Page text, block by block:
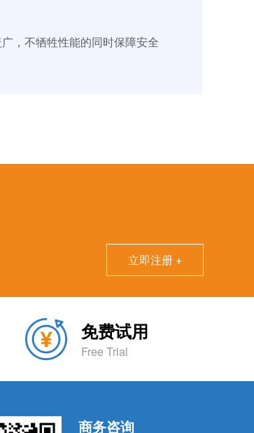
，不牺牲性能的同时保障安全
立即注册 +
免费试用
Free Trial
商务咨询